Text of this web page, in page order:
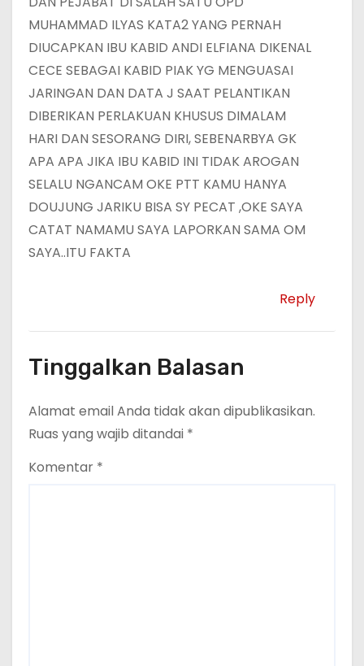
MUHAMMAD ILYAS KATA2 YANG PERNAH
DIUCAPKAN IBU KABID ANDI ELFIANA DIKENAL
CECE SEBAGAI KABID PIAK YG MENGUASAI
JARINGAN DAN DATA J SAAT PELANTIKAN
DIBERIKAN PERLAKUAN KHUSUS DIMALAM
HARI DAN SESORANG DIRI, SEBENARBYA GK
APA APA JIKA IBU KABID INI TIDAK AROGAN
SELALU NGANCAM OKE PTT KAMU HANYA
DOUJUNG JARIKU BISA SY PECAT ,OKE SAYA
CATAT NAMAMU SAYA LAPORKAN SAMA OM
SAYA..ITU FAKTA
Reply
Tinggalkan Balasan
Alamat email Anda tidak akan dipublikasikan.
Ruas yang wajib ditandai *
Komentar *